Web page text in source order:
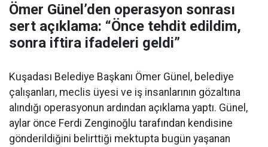
Ömer Günel’den operasyon sonrası
sert açıklama: “Önce tehdit edildim,
sonra iftira ifadeleri geldi”
Kuşadası Belediye Başkanı Ömer Günel, belediye
çalışanları, meclis üyesi ve iş insanlarının gözaltına
alındığı operasyonun ardından açıklama yaptı. Günel,
aylar önce Ferdi Zenginoğlu tarafından kendisine
gönderildiğini belirttiği mektupta bugün yaşanan